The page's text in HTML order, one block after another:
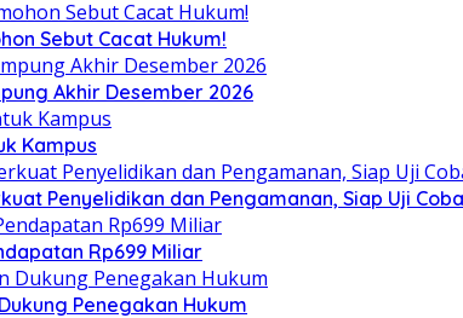
Sebut Cacat Hukum!
Akhir Desember 2026
Kampus
Penyelidikan dan Pengamanan, Siap Uji
Rp699 Miliar
Penegakan Hukum